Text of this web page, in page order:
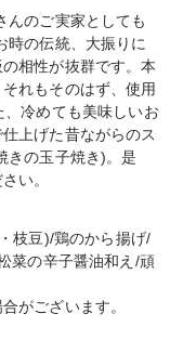
んのご実家としても
時の伝統、大振りに
相性が抜群です。本
れもそのはず、使用
冷めても美味しいお
上げた昔ながらのス
きの玉子焼き)。是
い。
枝豆)/鶏のから揚げ/
菜の辛子醤油和え/頑
がございます。